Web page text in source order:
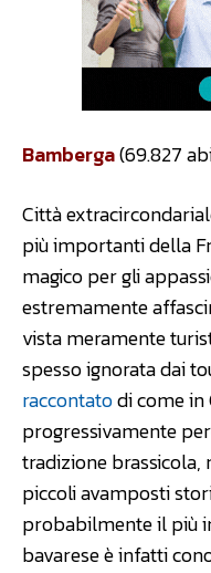
Bamberga(69.827
Città
più importanti della
magico per gli
estremamente
vista meramente
spesso ignorata dai
raccontatodi come in
progressivamente
tradizione
piccoli avamposti
probabilmente il più
bavarese è infatti